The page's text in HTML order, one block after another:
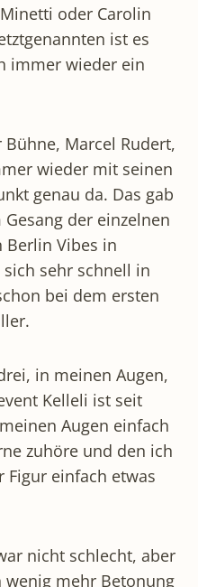
oder Carolin
ist es
immer wieder ein
Marcel Rudert,
wieder mit seinen
genau da. Das gab
der einzelnen
Berlin Vibes in
sehr schnell in
bei dem ersten
in meinen Augen,
Kelleli ist seit
Augen einfach
zuhöre und den ich
Figur einfach etwas
nicht schlecht, aber
mehr Betonung